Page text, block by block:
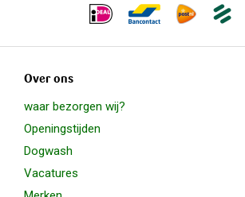
Over ons
waar bezorgen wij?
Openingstijden
Dogwash
Vacatures